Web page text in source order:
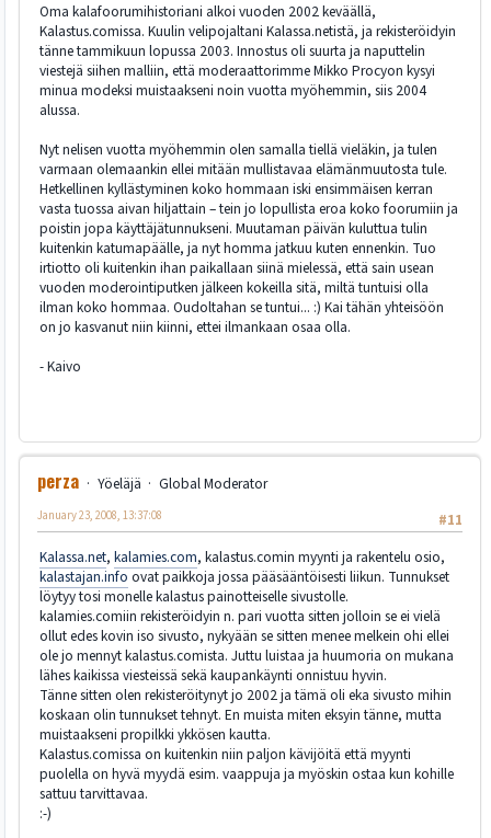
Oma kalafoorumihistoriani alkoi vuoden 2002 keväällä,
Kalastus.comissa. Kuulin velipojaltani Kalassa.netistä, ja rekisteröidyin
tänne tammikuun lopussa 2003. Innostus oli suurta ja naputtelin
viestejä siihen malliin, että moderaattorimme Mikko Procyon kysyi
minua modeksi muistaakseni noin vuotta myöhemmin, siis 2004
alussa.
Nyt nelisen vuotta myöhemmin olen samalla tiellä vieläkin, ja tulen
varmaan olemaankin ellei mitään mullistavaa elämänmuutosta tule.
Hetkellinen kyllästyminen koko hommaan iski ensimmäisen kerran
vasta tuossa aivan hiljattain – tein jo lopullista eroa koko foorumiin ja
poistin jopa käyttäjätunnukseni. Muutaman päivän kuluttua tulin
kuitenkin katumapäälle, ja nyt homma jatkuu kuten ennenkin. Tuo
irtiotto oli kuitenkin ihan paikallaan siinä mielessä, että sain usean
vuoden moderointiputken jälkeen kokeilla sitä, miltä tuntuisi olla
ilman koko hommaa. Oudoltahan se tuntui... :) Kai tähän yhteisöön
on jo kasvanut niin kiinni, ettei ilmankaan osaa olla.
- Kaivo
perza Yöeläjä
Global Moderator
#11
January 23, 2008, 13:37:08
Kalassa.net, kalamies.com, kalastus.comin myynti ja rakentelu osio,
kalastajan.info ovat paikkoja jossa pääsääntöisesti liikun. Tunnukset
löytyy tosi monelle kalastus painotteiselle sivustolle.
kalamies.comiin rekisteröidyin n. pari vuotta sitten jolloin se ei vielä
ollut edes kovin iso sivusto, nykyään se sitten menee melkein ohi ellei
ole jo mennyt kalastus.comista. Juttu luistaa ja huumoria on mukana
lähes kaikissa viesteissä sekä kaupankäynti onnistuu hyvin.
Tänne sitten olen rekisteröitynyt jo 2002 ja tämä oli eka sivusto mihin
koskaan olin tunnukset tehnyt. En muista miten eksyin tänne, mutta
muistaakseni propilkki ykkösen kautta.
Kalastus.comissa on kuitenkin niin paljon kävijöitä että myynti
puolella on hyvä myydä esim. vaappuja ja myöskin ostaa kun kohille
sattuu tarvittavaa.
:-)